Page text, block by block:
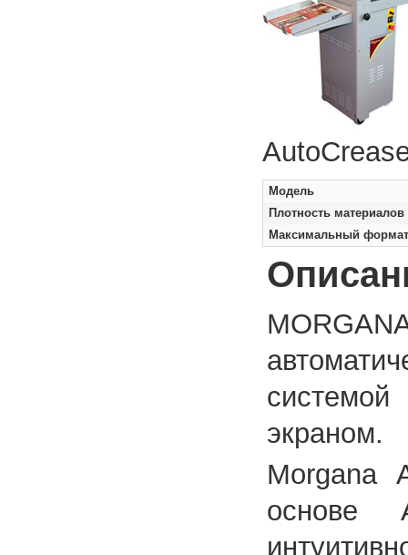
Модель
Плотность материалов
Максимальный формат
экраном.
Morgana
основе